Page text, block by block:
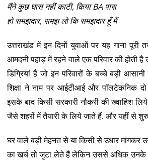
मैंने कुछ घास नहीं काटी, किया BA पास
हो समझदार, समझ लो कि समझदार हूँ मैं
उत्तराखंड में इन दिनों युवाओं पर यह गाना पूरी
आमदनी पहाड़ में रहने वाले एक परिवार की होती
डिग्रियां हैं जो इन परिवारों के बच्चे बड़ी
शिक्षा ने नाम पर आईटीआई और पॉलटेकनिक
इसके बाद किसी सरकारी नौकरी की ख्वाहिश लिये
जैसे शहरों में तैयारी के लिये जाते हैं. और यहीं से शुरु
घर वाले बड़ी मेहनत से या किसी से उधार मांगकर
का खर्च तो जुटा लेते हैं लेकिन उससे अधिक उनके